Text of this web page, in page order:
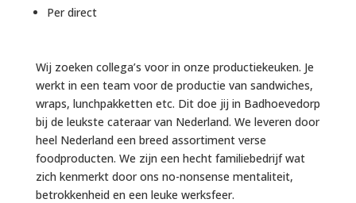
Per direct
Wij zoeken collega’s voor in onze productiekeuken. Je
werkt in een team voor de productie van sandwiches,
wraps, lunchpakketten etc. Dit doe jij in Badhoevedorp
bij de leukste cateraar van Nederland. We leveren door
heel Nederland een breed assortiment verse
foodproducten. We zijn een hecht familiebedrijf wat
zich kenmerkt door ons no-nonsense mentaliteit,
betrokkenheid en een leuke werksfeer.